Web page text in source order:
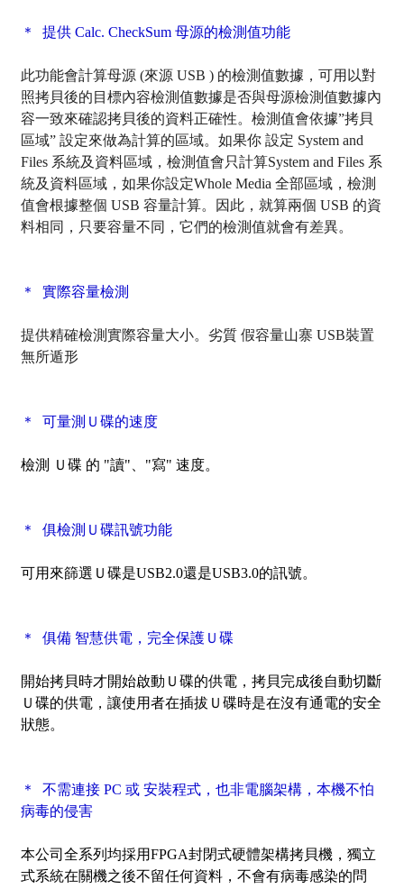
＊ 提供 Calc. CheckSum 母源的檢測值功能
此功能會計算母源 (來源 USB ) 的檢測值數據，可用以對
照拷貝後的目標內容檢測值數據是否與母源檢測值數據內
容一致來確認拷貝後的資料正確性。檢測值會依據”拷貝
區域” 設定來做為計算的區域。如果你 設定 System and
Files 系統及資料區域，檢測值會只計算System and Files 系
統及資料區域，如果你設定Whole Media 全部區域，檢測
值會根據整個 USB 容量計算。因此，就算兩個 USB 的資
料相同，只要容量不同，它們的檢測值就會有差異。
＊ 實際容量檢測
提供精確檢測實際容量大小。劣質 假容量山寨 USB裝置
無所遁形
＊ 可量測Ｕ碟的速度
檢測 Ｕ碟 的 "讀"、"寫" 速度。
＊ 俱檢測Ｕ碟訊號功能
可用來篩選Ｕ碟是USB2.0還是USB3.0的訊號。
＊ 俱備 智慧供電，完全保護Ｕ碟
開始拷貝時才開始啟動Ｕ碟的供電，拷貝完成後自動切斷
Ｕ碟的供電，讓使用者在插拔Ｕ碟時是在沒有通電的安全
狀態。
＊ 不需連接 PC 或 安裝程式，也非電腦架構，本機不怕
病毒的侵害
本公司全系列均採用FPGA封閉式硬體架構拷貝機，獨立
式系統在關機之後不留任何資料，不會有病毒感染的問